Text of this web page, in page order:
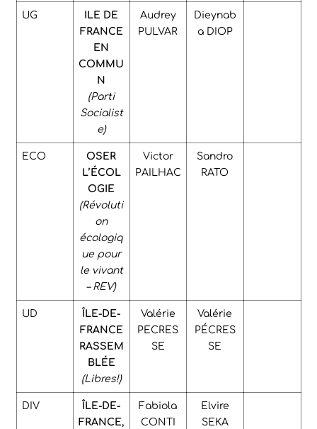
UG
ILE DE
FRANCE
EN
COMMU
N
(Parti
Socialist
e)
Audrey
PULVAR
Dieynab
a DIOP
ECO
OSER
L’ÉCOL
OGIE
(Révoluti
on
écologiq
ue pour
le vivant
– REV)
Victor
PAILHAC
Sandro
RATO
UD
ÎLE-DE-
FRANCE
RASSEM
BLÉE
(Libres!)
Valérie
PECRES
SE
Valérie
PÉCRES
SE
DIV
ÎLE-DE-
FRANCE,
Fabiola
CONTI
Elvire
SEKA